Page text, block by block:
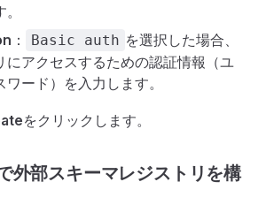
： Basic auth を選択した場合、
にアクセスするための認証情報（ユ
ード）を入力します。
をクリックします。
外部スキーマレジストリを構